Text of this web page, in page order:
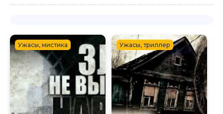
Ужасы, мистика Ужасы, триллер